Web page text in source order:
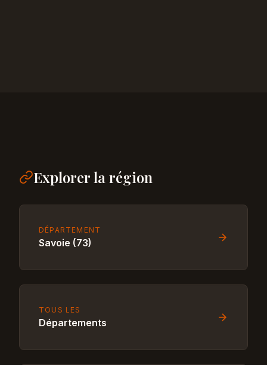
Explorer la région
DÉPARTEMENT
Savoie (73)
TOUS LES
Départements